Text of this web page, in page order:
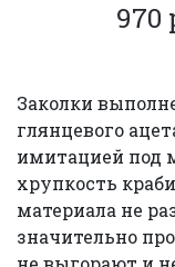
970
Заколки
глянцевого
имитацией под
хрупкость
материала не
значительно